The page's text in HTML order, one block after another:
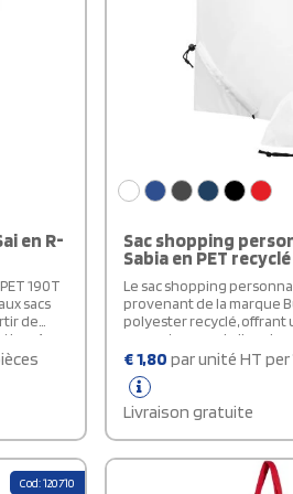
en R-
190T
sacs
de
Avec
cm,
allant
pratique
Sac shopping
Sabia en PET recyclé
Le sac shopping
provenant de la marque
polyester recyclé, offrant
respectueuse de
ses dimensions de 38 x 40
présente un
idéal pour vos courses ou
quotidiennes. Ses
à la main. Sa fonction
fermeture par cordon de
une touche de praticité
€1,80 par unité HT per
Livraison gratuite
Cod: 120710